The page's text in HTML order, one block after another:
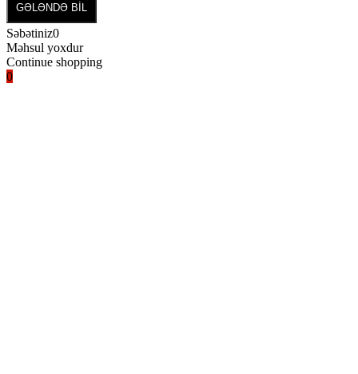
GƏLƏNDƏ BİL
Səbətiniz0
Məhsul yoxdur
Continue shopping
0